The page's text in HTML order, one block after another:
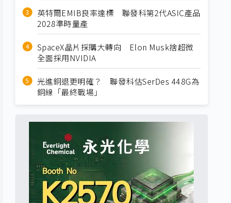
英特爾EMIB良率達標 聯發科第2代ASIC產品
2028準時量產
SpaceX晶片採購大轉向 Elon Musk捨超微
全面採用NVIDIA
光進銅退更明確？ 聯發科估SerDes 448G為
銅線「最終戰場」